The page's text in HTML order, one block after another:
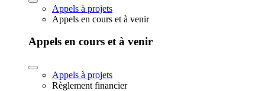
Appels à projets
Appels en cours et à venir
Appels en cours et à venir
Appels à projets
Règlement financier